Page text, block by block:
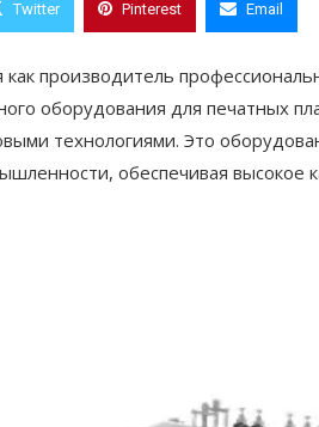
Twitter Pinterest Email
производитель
оборудования для печатных
технологиями. Это
обеспечивая высокое